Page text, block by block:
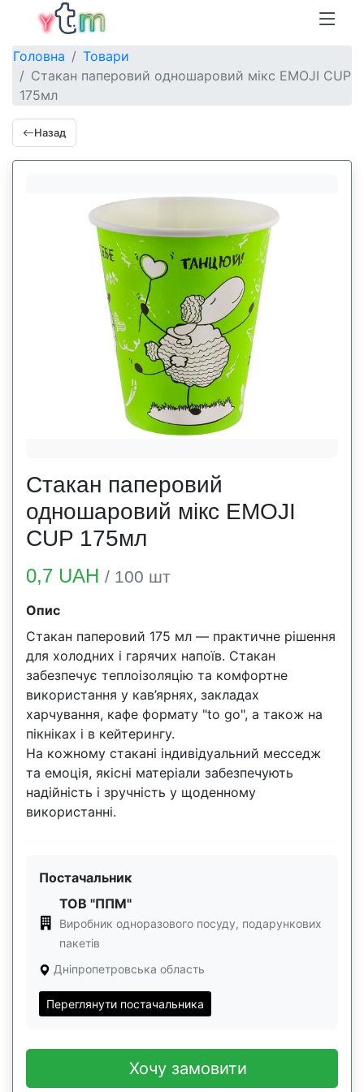
Головна
Товари
Стакан паперовий одношаровий мікс EMOJI CUP
175мл
Назад
Стакан паперовий
одношаровий мікс EMOJI
CUP 175мл
0,7 UAH / 100 шт
Опис
Стакан паперовий 175 мл — практичне рішення
для холодних і гарячих напоїв. Стакан
забезпечує теплоізоляцію та комфортне
використання у кав’ярнях, закладах
харчування, кафе формату "to go", а також на
пікніках і в кейтерингу.
На кожному стакані індивідуальний месседж
та емоція, якісні матеріали забезпечують
надійність і зручність у щоденному
використанні.
Постачальник
ТОВ "ППМ"
Виробник одноразового посуду, подарункових
пакетів
Дніпропетровська область
Переглянути постачальника
Хочу замовити